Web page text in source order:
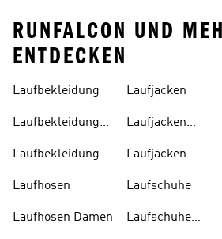
RUNFALCON UND
ENTDECKEN
Laufbekleidung
Laufbekleidung
Laufbekleidung
Laufhosen
Laufhosen Damen
Laufjacken
Laufjacken
Laufjacken
Laufschuhe
Laufschuhe